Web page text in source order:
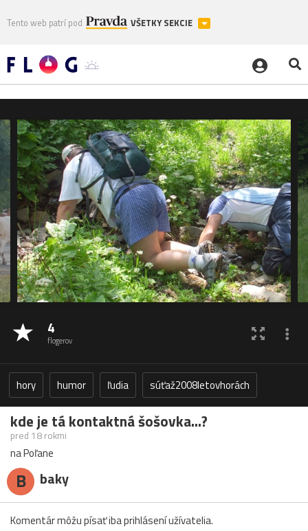
Tento web patrí pod VŠETKY SEKCIE
4
flogerov
hory humor ľudia súťaž2008letovhorách
kde je tá kontaktná šošovka...?
pred 18 rokmi
na Poľane
B baky
Komentár môžu písať iba prihlásení užívatelia.